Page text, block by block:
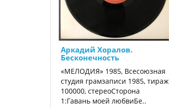
Аркадий Хоралов.
Бесконечность
«МЕЛОДИЯ» 1985, Всесоюзная
студия грамзаписи 1985, тираж
100000, стереоСторона
1:Гавань моей любвиБе..